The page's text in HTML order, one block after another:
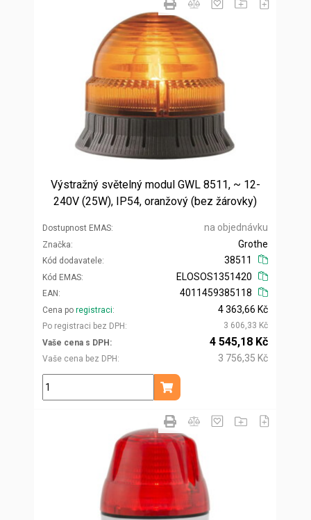
Výstražný světelný modul GWL 8511, ~ 12-
240V (25W), IP54, oranžový (bez žárovky)
Dostupnost EMAS na objednávku
Značka
Kód dodavatele
Grothe
38511
Kód EMAS
EAN
ELOSOS1351420
4011459385118
Cena po registraci
Po registraci bez DPH
4 363,66 Kč
3 606,33 Kč
Vaše cena s DPH
Vaše cena bez DPH
4 545,18 Kč
3 756,35 Kč
ks
Přidat do košíku